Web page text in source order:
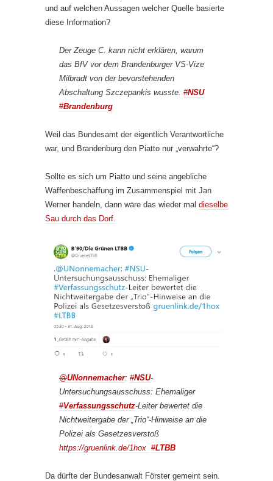
und auf welchen Aussagen welcher Quelle basierte
diese Information?
Der Zeuge C. kann nicht erklären, warum
das BfV vor dem Brandenburger VS-Vize
Milbradt von der bevorstehenden
Abschaltung Szczepankis wusste. #NSU
#Brandenburg
Weil das Bundesamt der eigentlich Verantwortliche
war, und Brandenburg den Piatto nur „verwahrte“?
Sollte es sich um Piatto und seine angebliche
Waffenbeschaffung im Zusammenspiel mit Jan
Werner handeln, dann wäre das wieder mal dieselbe
Sau durch das Dorf.
@UNonnemacher: #NSU-
Untersuchungsausschuss: Ehemaliger
#Verfassungsschutz-Leiter bewertet die
Nichtweitergabe der „Trio“-Hinweise an die
Polizei als Gesetzesverstoß
https://gruenlink.de/1hox #LTBB
Da dürfte der Bundesanwalt Förster gemeint sein.